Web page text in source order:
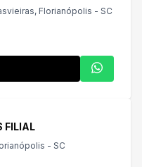
Florianópolis - SC
FILIAL
- SC